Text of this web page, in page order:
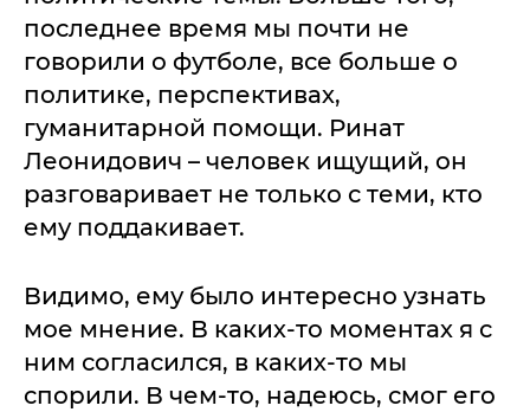
последнее время мы почти не
говорили о футболе, все больше о
политике, перспективах,
гуманитарной помощи. Ринат
Леонидович – человек ищущий, он
разговаривает не только с теми, кто
ему поддакивает.
Видимо, ему было интересно узнать
мое мнение. В каких-то моментах я с
ним согласился, в каких-то мы
спорили. В чем-то, надеюсь, смог его